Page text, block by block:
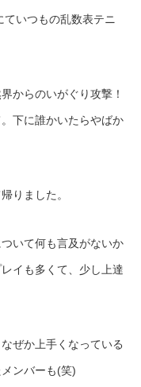
いつもの乱数表テニ
からのいがぐり攻撃！
下に誰かいたらやばか
りました。
いて何も言及がないか
イも多くて、少し上達
ぜか上手くなっている
ンバーも(笑)